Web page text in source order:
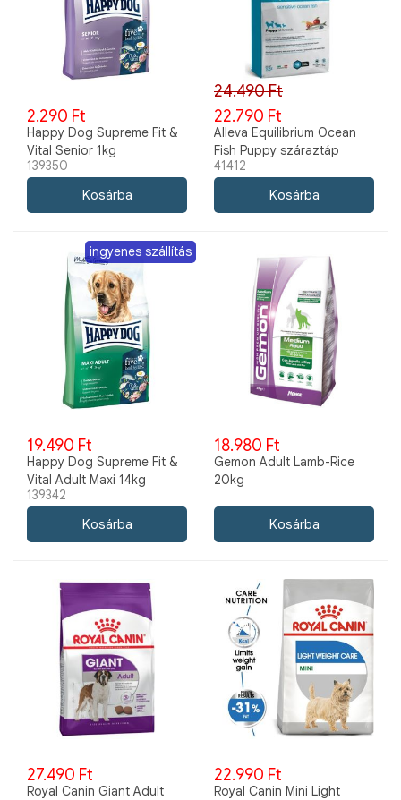
2.290 Ft
Happy Dog Supreme Fit &
Vital Senior 1kg
139350
24.490 Ft
22.790 Ft
Alleva Equilibrium Ocean
Fish Puppy száraztáp
minden fajtának 12kg
41412
ingyenes szállítás
19.490 Ft
Happy Dog Supreme Fit &
Vital Adult Maxi 14kg
139342
18.980 Ft
Gemon Adult Lamb-Rice
20kg
27.490 Ft
Royal Canin Giant Adult
22.990 Ft
Royal Canin Mini Light